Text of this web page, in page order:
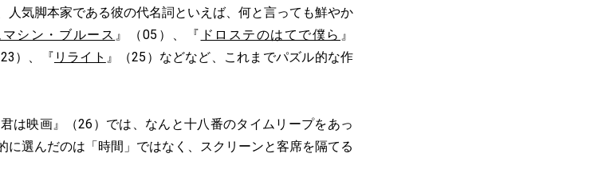
気脚本家である彼の代名詞といえば、何と言っても鮮やか
シン・ブルース 』（05）、『 ドロステのはてで僕ら 』
）、『 リライト 』（25）などなど、これまでパズル的な作
は映画』（26）では、なんと十八番のタイムリープをあっ
に選んだのは「時間」ではなく、スクリーンと客席を隔てる